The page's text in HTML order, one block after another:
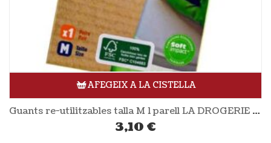
AFEGEIX A LA CISTELLA
Guants re-utilitzables talla M 1 parell LA DROGERIE ÉCOLOGIQUE
3,10 €